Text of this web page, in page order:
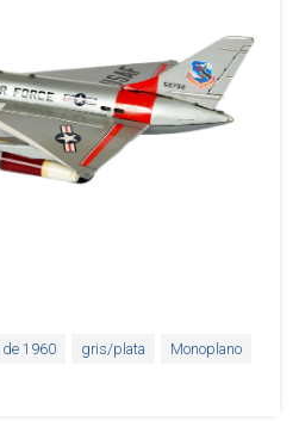
de 1960 gris/plata
Monoplano